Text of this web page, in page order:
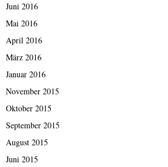
Juni 2016
Mai 2016
April 2016
März 2016
Januar 2016
November 2015
Oktober 2015
September 2015
August 2015
Juni 2015